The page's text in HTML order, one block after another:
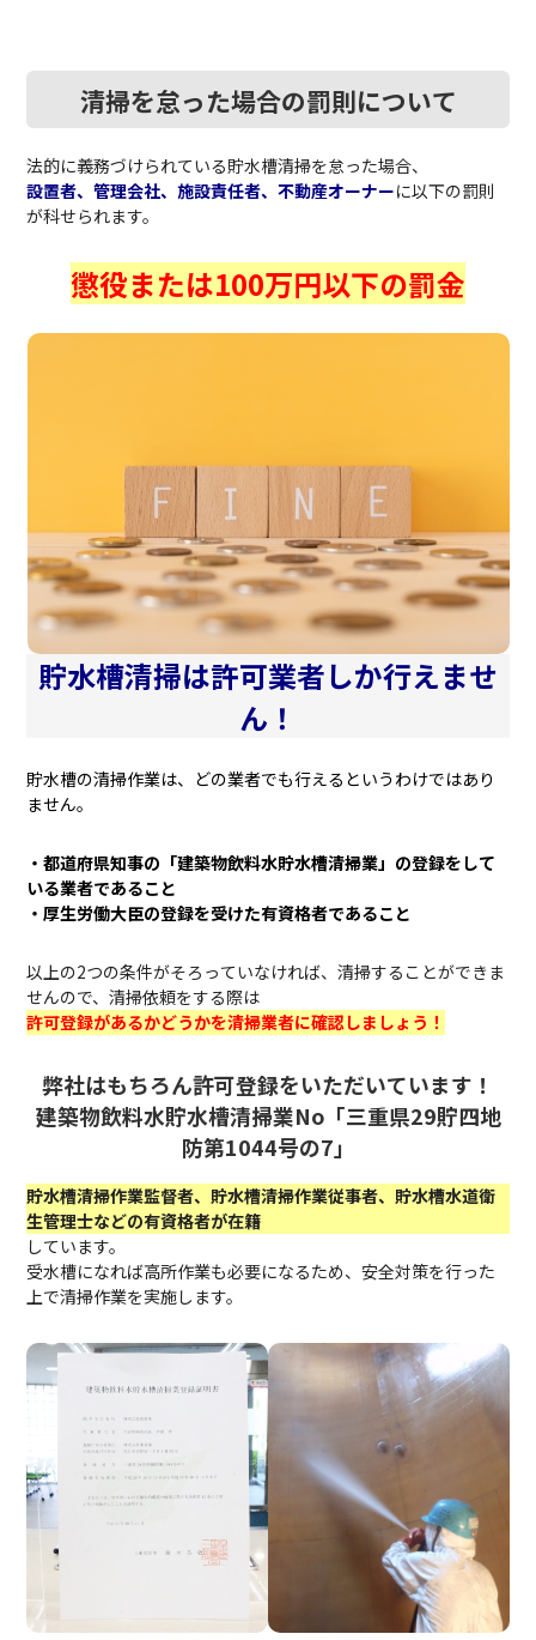
清掃を怠った場合の罰則について
法的に義務づけられている貯水槽清掃を怠った場合、
設置者、管理会社、施設責任者、不動産オーナーに以下の罰則
が科せられます。
懲役または100万円以下の罰金
貯水槽清掃は許可業者しか行えませ
ん！
貯水槽の清掃作業は、どの業者でも行えるというわけではあり
ません。
・都道府県知事の「建築物飲料水貯水槽清掃業」の登録をして
いる業者であること
・厚生労働大臣の登録を受けた有資格者であること
以上の2つの条件がそろっていなければ、清掃することができま
せんので、清掃依頼をする際は
許可登録があるかどうかを清掃業者に確認しましょう！
弊社はもちろん許可登録をいただいています！
建築物飲料水貯水槽清掃業No「三重県29貯四地
防第1044号の7」
貯水槽清掃作業監督者、貯水槽清掃作業従事者、貯水槽水道衛
生管理士などの有資格者が在籍
しています。
受水槽になれば高所作業も必要になるため、安全対策を行った
上で清掃作業を実施します。